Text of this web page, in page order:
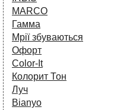
MARCO
Гамма
Мрії збуваються
Офорт
Сolor-It
Колорит Тон
Луч
Bianyo